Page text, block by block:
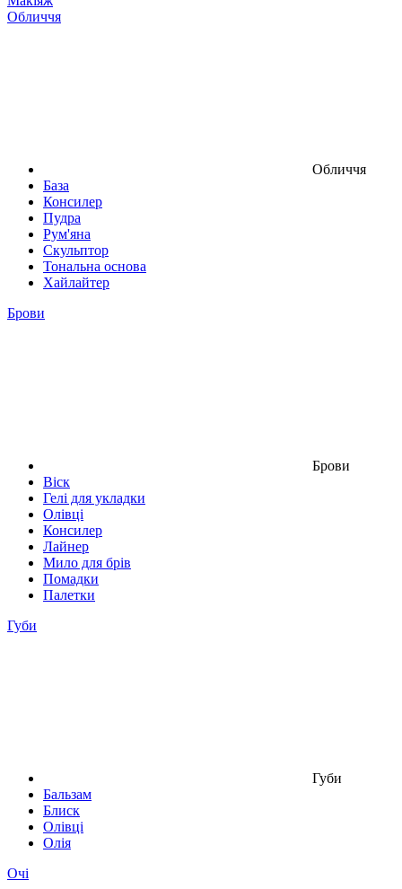
Обличчя
Обличчя
База
Консилер
Пудра
Рум'яна
Скульптор
Тональна основа
Хайлайтер
Брови
Брови
Віск
Гелі для укладки
Олівці
Консилер
Лайнер
Мило для брів
Помадки
Палетки
Губи
Губи
Бальзам
Блиск
Олівці
Олія
Очі